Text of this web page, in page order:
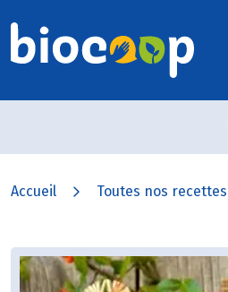
Accueil Toutes nos recettes